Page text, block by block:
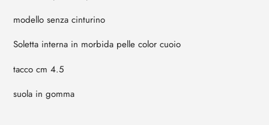
modello senza cinturino
Soletta interna in morbida pelle color cuoio
tacco cm 4.5
suola in gomma